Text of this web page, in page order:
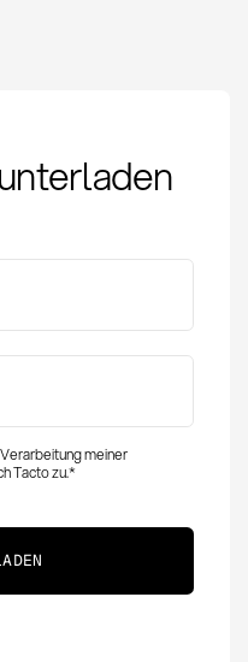
Prozess und
meiner
Tacto zu.*